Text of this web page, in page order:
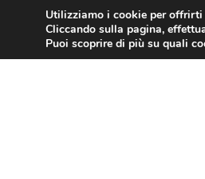
Utilizziamo i cookie per
Cliccando sulla pagina,
Puoi scoprire di più su quali